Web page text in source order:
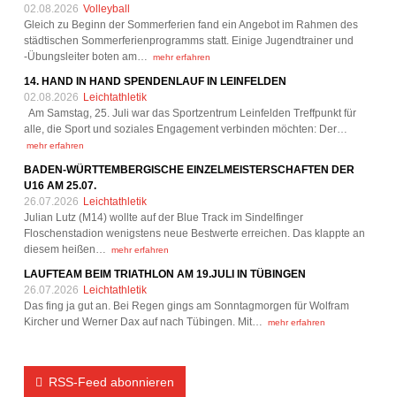
02.08.2026 Volleyball
Gleich zu Beginn der Sommerferien fand ein Angebot im Rahmen des
städtischen Sommerferienprogramms statt. Einige Jugendtrainer und
-Übungsleiter boten am…
mehr erfahren
14. HAND IN HAND SPENDENLAUF IN LEINFELDEN
02.08.2026 Leichtathletik
Am Samstag, 25. Juli war das Sportzentrum Leinfelden Treffpunkt für
alle, die Sport und soziales Engagement verbinden möchten: Der…
mehr erfahren
BADEN-WÜRTTEMBERGISCHE EINZELMEISTERSCHAFTEN DER
U16 AM 25.07.
26.07.2026 Leichtathletik
Julian Lutz (M14) wollte auf der Blue Track im Sindelfinger
Floschenstadion wenigstens neue Bestwerte erreichen. Das klappte an
diesem heißen…
mehr erfahren
LAUFTEAM BEIM TRIATHLON AM 19.JULI IN TÜBINGEN
26.07.2026 Leichtathletik
Das fing ja gut an. Bei Regen gings am Sonntagmorgen für Wolfram
Kircher und Werner Dax auf nach Tübingen. Mit…
mehr erfahren
RSS-Feed abonnieren